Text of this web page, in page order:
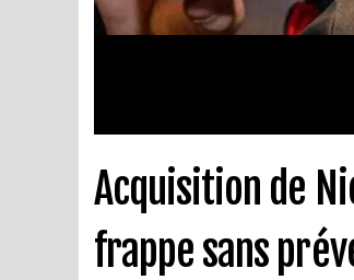
Acquisition de
frappe sans